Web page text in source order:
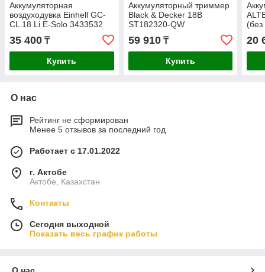
Аккумуляторная
воздуходувка Einhell GC-
CL 18 Li E-Solo 3433532
35 400 ₸
Купить
Аккумуляторный триммер
Black & Decker 18В
ST182320-QW
59 910₸
Купить
20
О нас
Рейтинг не сформирован
Менее 5 отзывов за последний год
Работает с 17.01.2022
г. Актобе
Актобе, Казахстан
Контакты
Сегодня выходной
Показать весь график работы